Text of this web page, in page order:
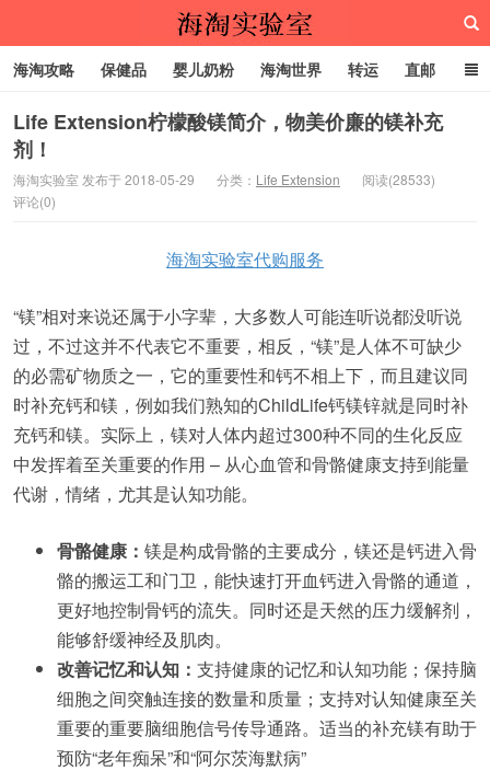
海淘实验室
海淘攻略 保健品 婴儿奶粉 海淘世界 转运 直邮
代购服务
Life Extension柠檬酸镁简介，物美价廉的镁补充
剂！
海淘实验室 发布于 2018-05-29 分类： Life Extension
阅读(28533)
评论(0)
海淘实验室代购服务
“镁”相对来说还属于小字辈，大多数人可能连听说都没听说
过，不过这并不代表它不重要，相反，“镁”是人体不可缺少
的必需矿物质之一，它的重要性和钙不相上下，而且建议同
时补充钙和镁，例如我们熟知的ChildLife钙镁锌就是同时补
充钙和镁。实际上，镁对人体内超过300种不同的生化反应
中发挥着至关重要的作用 – 从心血管和骨骼健康支持到能量
代谢，情绪，尤其是认知功能。
骨骼健康： 镁是构成骨骼的主要成分，镁还是钙进入骨
骼的搬运工和门卫，能快速打开血钙进入骨骼的通道，
更好地控制骨钙的流失。同时还是天然的压力缓解剂，
能够舒缓神经及肌肉。
改善记忆和认知： 支持健康的记忆和认知功能；保持脑
细胞之间突触连接的数量和质量；支持对认知健康至关
重要的重要脑细胞信号传导通路。适当的补充镁有助于
预防“老年痴呆”和“阿尔茨海默病”